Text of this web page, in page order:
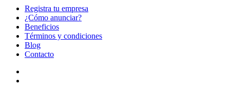
Registra tu empresa
¿Cómo anunciar?
Beneficios
Términos y condiciones
Blog
Contacto